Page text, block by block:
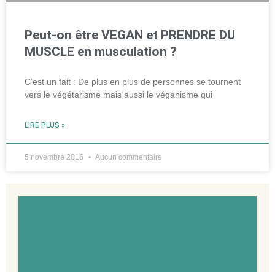
Peut-on être VEGAN et PRENDRE DU
MUSCLE en musculation ?
C’est un fait : De plus en plus de personnes se tournent
vers le végétarisme mais aussi le véganisme qui
LIRE PLUS »
5 novembre 2016 Aucun commentaire